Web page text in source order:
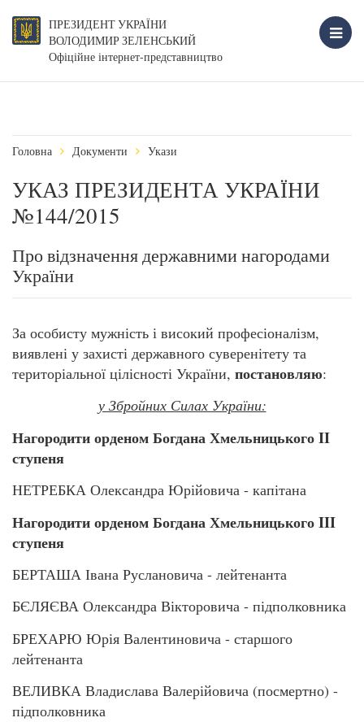
ПРЕЗИДЕНТ УКРАЇНИ
ВОЛОДИМИР ЗЕЛЕНСЬКИЙ
Офіційне інтернет-представництво
Головна Документи Укази
УКАЗ ПРЕЗИДЕНТА УКРАЇНИ
№144/2015
Про відзначення державними нагородами
України
За особисту мужність і високий професіоналізм,
виявлені у захисті державного суверенітету та
територіальної цілісності України, постановляю:
у Збройних Силах України:
Нагородити орденом Богдана Хмельницького II
ступеня
НЕТРЕБКА Олександра Юрійовича - капітана
Нагородити орденом Богдана Хмельницького III
ступеня
БЕРТАША Івана Руслановича - лейтенанта
БЄЛЯЄВА Олександра Вікторовича - підполковника
БРЕХАРЮ Юрія Валентиновича - старшого
лейтенанта
ВЕЛИВКА Владислава Валерійовича (посмертно) -
підполковника